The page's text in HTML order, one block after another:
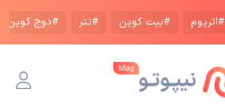
#اتریوم #بیت کوین #تتر #دوج کوین